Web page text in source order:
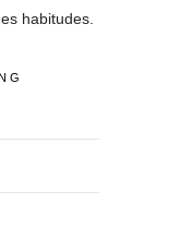
habitudes.